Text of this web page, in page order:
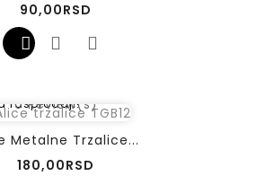
90,00RSD
rasprodaji!
0Review(s)
Metalne Trzalice...
180,00RSD